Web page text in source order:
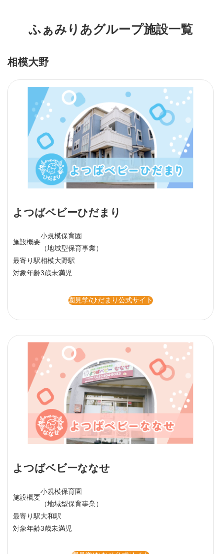
ふぁみりあグループ施設一覧
相模大野
よつばベビーひだまり
施設概要
小規模保育園
（地域型保育事業）
最寄り駅相模大野駅
対象年齢3歳未満児
園見学/ひだまり公式サイト
よつばベビーななせ
施設概要
小規模保育園
（地域型保育事業）
最寄り駅大和駅
対象年齢3歳未満児